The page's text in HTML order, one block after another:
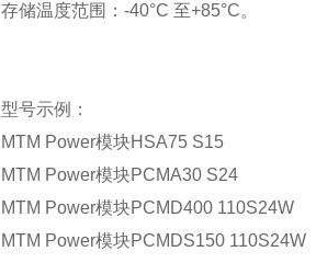
存储温度范围： -40°C 至+85°C。
型号示例：
MTM Power模块HSA75 S15
MTM Power模块PCMA30 S24
MTM Power模块PCMD400 110S24W
MTM Power模块PCMDS150 110S24W